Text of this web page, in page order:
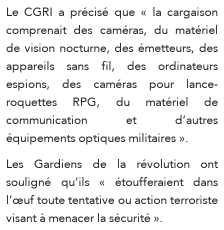
Le CGRI a précisé que « la cargaison
comprenait des caméras, du matériel
de vision nocturne, des émetteurs, des
appareils sans fil, des ordinateurs
espions, des caméras pour lance-
roquettes RPG, du matériel de
communication et d’autres
équipements optiques militaires ».
Les Gardiens de la révolution ont
souligné qu’ils « étoufferaient dans
l’œuf toute tentative ou action terroriste
visant à menacer la sécurité ».